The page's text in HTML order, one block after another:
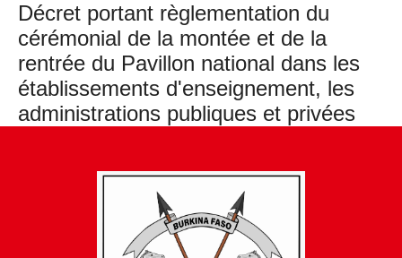
Décret portant règlementation du
cérémonial de la montée et de la
rentrée du Pavillon national dans les
établissements d'enseignement, les
administrations publiques et privées